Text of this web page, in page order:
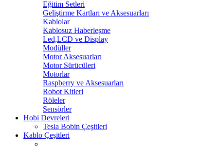
Eğitim Setleri
Geliştirme Kartları ve Aksesuarları
Kablolar
Kablosuz Haberleşme
Led,LCD ve Display
Modüller
Motor Aksesuarları
Motor Sürücüleri
Motorlar
Raspberry ve Aksesuarları
Robot Kitleri
Röleler
Sensörler
Hobi Devreleri
Tesla Bobin Çeşitleri
Kablo Çeşitleri